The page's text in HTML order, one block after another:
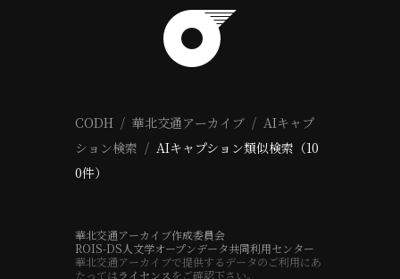
CODH 華北交通アーカイブ
AIキャプ
ション検索
AIキャプション類似検索（10
0件）
華北交通アーカイブ作成委員会
ROIS-DS人文学オープンデータ共同利用センター
華北交通アーカイブで提供するデータのご利用にあ
たってはライセンス をご確認下さい。